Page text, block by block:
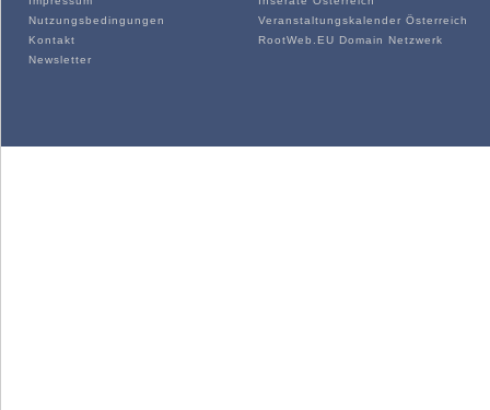
Nutzungsbedingungen
Kontakt
Newsletter
Veranstaltungskalender Österreich
RootWeb.EU Domain Netzwerk